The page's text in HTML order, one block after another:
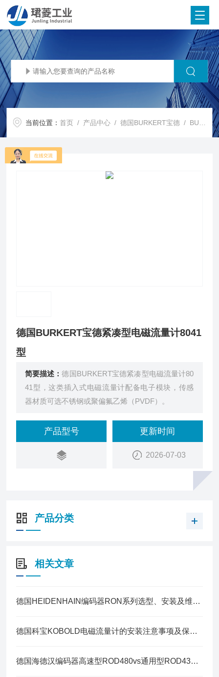
当前位置：首页 / 产品中心 /德国BURKERT宝德 / BURKERT流量计
德国BURKERT宝德紧凑型电磁流量计8041
型
简要描述：德国BURKERT宝德紧凑型电磁流量计80
41型，这类插入式电磁流量计配备电子模块，传感
器材质可选不锈钢或聚偏氟乙烯（PVDF）。
产品型号 更新时间
2026-07-03
产品分类
相关文章
德国HEIDENHAIN编码器RON系列选型、安装及维护指南
德国科宝KOBOLD电磁流量计的安装注意事项及保养方法
德国海德汉编码器高速型ROD480vs通用型ROD431特点